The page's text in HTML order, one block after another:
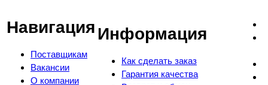
Навигация
Поставщикам
Вакансии
О компании
Информация
Как сделать заказ
Гарантия качества